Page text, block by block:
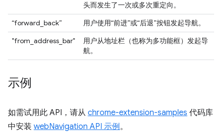
头而发生了一次或多次重定向。
“forward_back”
用户使用“前进”或“后退”按钮发起导航。
"from_address_bar"
用户从地址栏（也称为多功能框）发起导
航。
示例
如需试用此 API，请从 chrome-extension-samples 代码库
中安装 webNavigation API 示例。